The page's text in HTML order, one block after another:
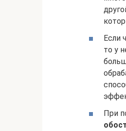
Если
то у
При